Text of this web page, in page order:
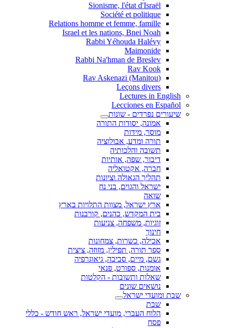
Sionisme, l'état d'Israël
Société et politique
Relations homme et femme, famille
Israel et les nations, Bnei Noah
Rabbi Yéhouda Halévy
Maimonide
Rabbi Na'hman de Breslev
Rav Kook
(Rav Askenazi (Manitou
Leçons divers
Lectures in English
Lecciones en Español
שיעורים נפרדים - שונות
אמונה, יסודות התורה
מוסר, מידות
תורה ומדע, אבולוציה
תשובה והלכותיה
דיבור, שפה, אותיות
חברה, אקטואליה
תהליך הגאולה וציונות
ישראל והגוים, בני נח
שואה
ארץ ישראל, מצוות התלויות בארץ
בית המקדש, כהנים, קורבנות
זוגיות, משפחה, צניעות
חינוך
אכילה, כשרות, צמחונות
ספר תורה, תפילין, מזוזה, ציצית
גשם, מיים, סביבה, גיאוגרפיה
אומנות, ספורט, פנאי
שאלות ותשובות - הקלטות
נושאים שונים
שבת ומועדי ישראל
שבת
הלוח העברי, מועדי ישראל, ראש חודש - כללי
פסח